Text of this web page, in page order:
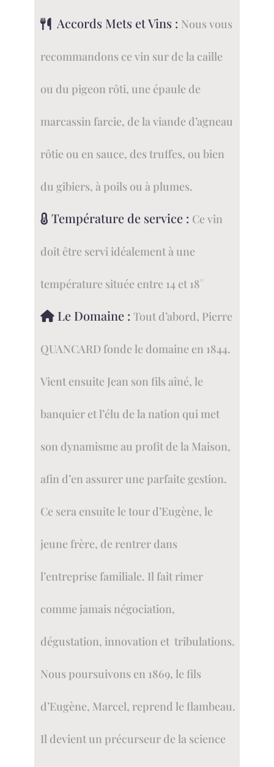
Accords Mets et Vins : Nous vous
recommandons ce vin sur de la caille
ou du pigeon rôti, une épaule de
marcassin farcie, de la viande d’agneau
rôtie ou en sauce, des truffes, ou bien
du gibiers, à poils ou à plumes.
Température de service : Ce vin
doit être servi idéalement à une
température située entre 14 et 18°
Le Domaine :Tout d’abord, Pierre
QUANCARD fonde le domaine en 1844.
Vient ensuite Jean son fils aîné, le
banquier et l’élu de la nation qui met
son dynamisme au profit de la Maison,
afin d’en assurer une parfaite gestion.
Ce sera ensuite le tour d’Eugène, le
jeune frère, de rentrer dans
l’entreprise familiale. Il fait rimer
comme jamais négociation,
dégustation, innovation et tribulations.
Nous poursuivons en 1869, le fils
d’Eugène, Marcel, reprend le flambeau.
Il devient un précurseur de la science